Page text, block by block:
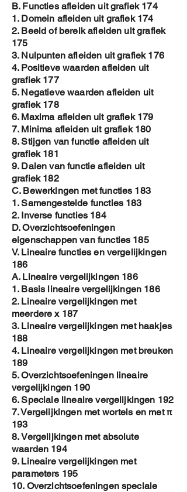
B. Functies afleiden uit grafiek 174
1. Domein afleiden uit grafiek 174
2. Beeld of bereik afleiden uit grafiek
175
3. Nulpunten afleiden uit grafiek 176
4. Positieve waarden afleiden uit
grafiek 177
5. Negatieve waarden afleiden uit
grafiek 178
6. Maxima afleiden uit grafiek 179
7. Minima afleiden uit grafiek 180
8. Stijgen van functie afleiden uit
grafiek 181
9. Dalen van functie afleiden uit
grafiek 182
C. Bewerkingen met functies 183
1. Samengestelde functies 183
2. Inverse functies 184
D. Overzichtsoefeningen
eigenschappen van functies 185
V. Lineaire functies en vergelijkingen
186
A. Lineaire vergelijkingen 186
1. Basis lineaire vergelijkingen 186
2. Lineaire vergelijkingen met
meerdere x 187
3. Lineaire vergelijkingen met haakjes
188
4. Lineaire vergelijkingen met breuken
189
5. Overzichtsoefeningen lineaire
vergelijkingen 190
6. Speciale lineaire vergelijkingen 192
7. Vergelijkingen met wortels en met π
193
8. Vergelijkingen met absolute
waarden 194
9. Lineaire vergelijkingen met
parameters 195
10. Overzichtsoefeningen speciale